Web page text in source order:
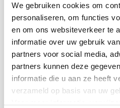
We gebruiken cookies om
personaliseren, om functies
en om ons websiteverkeer te
informatie over uw gebruik
partners voor social media,
partners kunnen deze
informatie die u aan ze heeft
verzameld op basis van uw
Reeds gemaakte
het formulier
Automatisch velden
Formulieren beheren
Formulieren opzoeken
Formulier kopiëren